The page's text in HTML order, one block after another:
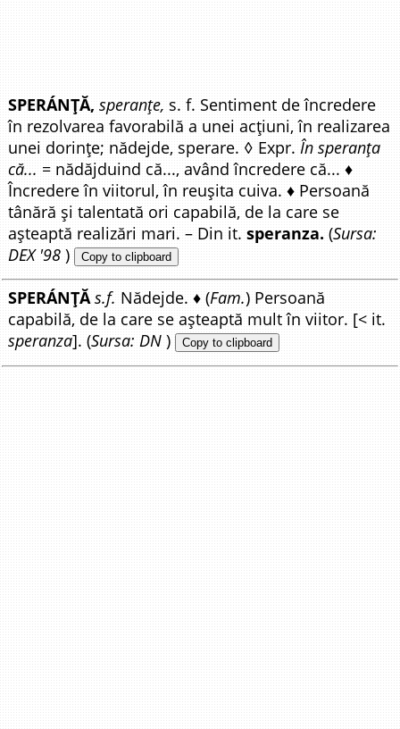
SPERÁNȚĂ, speranțe, s. f. Sentiment de încredere
în rezolvarea favorabilă a unei acțiuni, în realizarea
unei dorințe; nădejde, sperare. ◊ Expr.În speranța
că... = nădăjduind că..., având încredere că... ♦
Încredere în viitorul, în reușita cuiva. ♦ Persoană
tânără și talentată ori capabilă, de la care se
așteaptă realizări mari. – Din it.speranza. (Sursa:
DEX '98 ) Copy to clipboard
SPERÁNȚĂ s.f. Nădejde. ♦ (Fam.) Persoană
capabilă, de la care se așteaptă mult în viitor. [< it.
speranza]. (Sursa: DN ) Copy to clipboard